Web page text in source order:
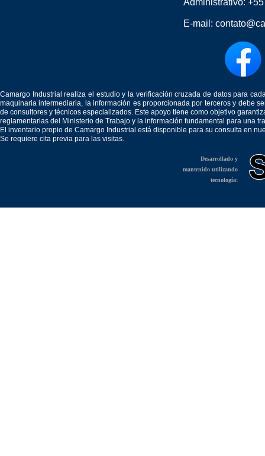
Administrativo:
E-mail:
Camargo Industrial realiza el estudio y la verificación cruzada de datos para
maquinaria intermediaria, la información es proporcionada por terceros y debe
de consultores y técnicos especializados. Este apoyo tiene como objetivo
reglamentarias del Ministerio de Trabajo y la información fundamental para una
El inventario propio de Camargo Industrial está disponible para su consulta en
Se requiere cita previa para las visitas.
Desarrollado y
mantenido utilizando
tecnología: